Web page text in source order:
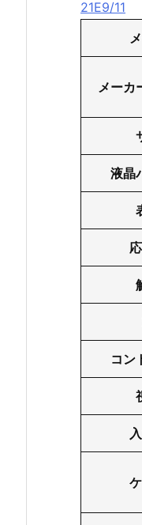
21E9/11
メーカ
液晶
コン